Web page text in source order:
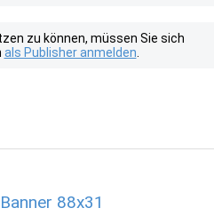
zu können, müssen Sie sich
als Publisher anmelden
88x31